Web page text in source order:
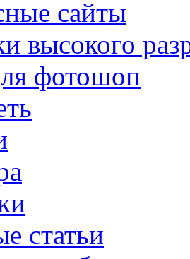
сайты
высокого
фотошоп
статьи